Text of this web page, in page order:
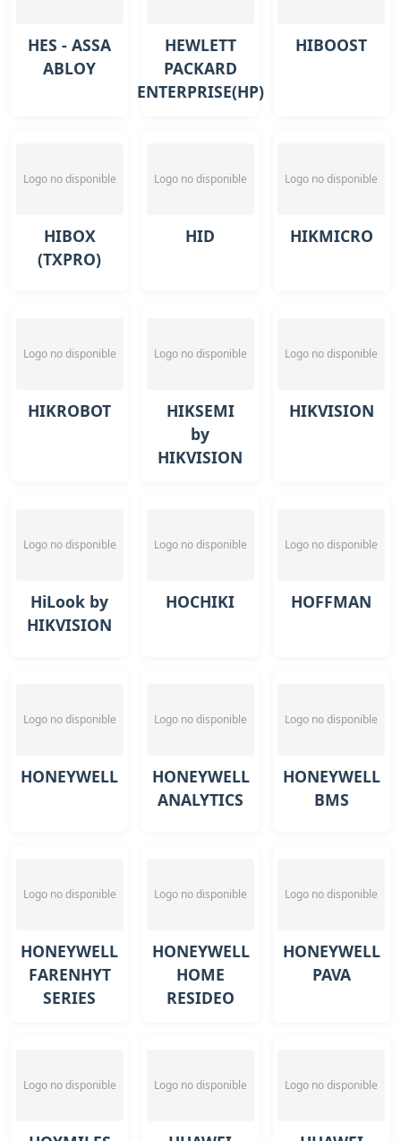
HES - ASSA
ABLOY
HEWLETT
PACKARD
ENTERPRISE(HP)
HIBOOST
Logo no disponible
HIBOX
(TXPRO)
Logo no disponible
HID
Logo no disponible
HIKMICRO
Logo no disponible
HIKROBOT
Logo no disponible
HIKSEMI
by
HIKVISION
Logo no disponible
HIKVISION
Logo no disponible
HiLook by
HIKVISION
Logo no disponible
HOCHIKI
Logo no disponible
HOFFMAN
Logo no disponible
HONEYWELL
Logo no disponible
HONEYWELL
ANALYTICS
Logo no disponible
HONEYWELL
BMS
Logo no disponible
HONEYWELL
FARENHYT
SERIES
Logo no disponible
HONEYWELL
HOME
RESIDEO
Logo no disponible
HONEYWELL
PAVA
Logo no disponible Logo no disponible Logo no disponible